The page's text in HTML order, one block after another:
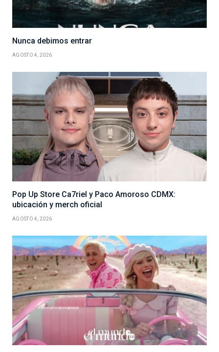
Nunca debimos entrar
AGOSTO 4, 2026
Pop Up Store Ca7riel y Paco Amoroso CDMX:
ubicación y merch oficial
AGOSTO 4, 2026